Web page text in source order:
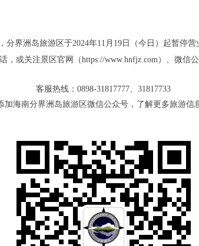
界洲岛旅游区于2024年11月19日（今日）起暂停
或关注景区官网（https://www.hnfjz.com）、微信
客服热线：0898-31817777、31817733
加海南分界洲岛旅游区微信公众号，了解更多旅游信